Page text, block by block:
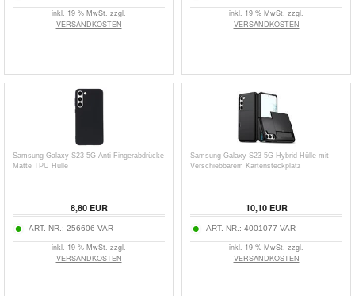
inkl. 19 % MwSt. zzgl.
VERSANDKOSTEN
inkl. 19 % MwSt. zzgl.
VERSANDKOSTEN
Samsung Galaxy S23 5G Anti-Fingerabdrücke
Matte TPU Hülle
8,80EUR
ART. NR.: 256606-VAR
inkl. 19 % MwSt. zzgl.
VERSANDKOSTEN
Samsung Galaxy S23 5G Hybrid-Hülle mit
Verschiebbarem Kartensteckplatz
10,10EUR
ART. NR.: 4001077-VAR
inkl. 19 % MwSt. zzgl.
VERSANDKOSTEN